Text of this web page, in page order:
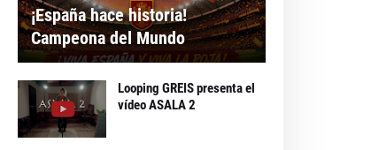
¡España hace historia!
Campeona del Mundo
Looping GREIS presenta el
vídeo ASALA 2